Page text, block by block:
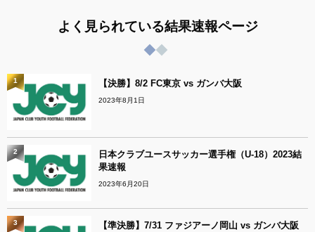
よく見られている結果速報ページ
【決勝】8/2 FC東京 vs ガンバ大阪
2023年8月1日
1
日本クラブユースサッカー選手権（U-18）2023結
果速報
2023年6月20日
2
【準決勝】7/31 ファジアーノ岡山 vs ガンバ大阪
3